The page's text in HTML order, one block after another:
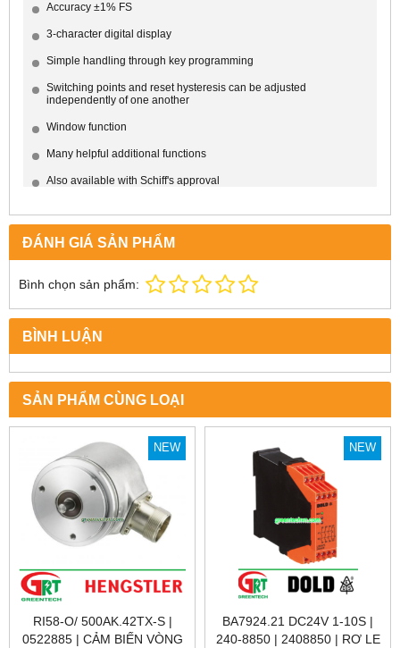
Accuracy ±1% FS
3-character digital display
Simple handling through key programming
Switching points and reset hysteresis can be adjusted
independently of one another
Window function
Many helpful additional functions
Also available with Schiff's approval
ĐÁNH GIÁ SẢN PHẨM
Bình chọn sản phẩm:
BÌNH LUẬN
SẢN PHẨM CÙNG LOẠI
NEW
RI58-O/ 500AK.42TX-S |
0522885 | CẢM BIẾN VÒNG
NEW
BA7924.21 DC24V 1-10S |
240-8850 | 2408850 | RƠ LE